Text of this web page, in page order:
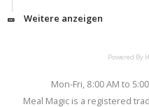
Weitere anzeigen
Powered By
Mon-Fri, 8:00 AM to
Meal Magic is a registered